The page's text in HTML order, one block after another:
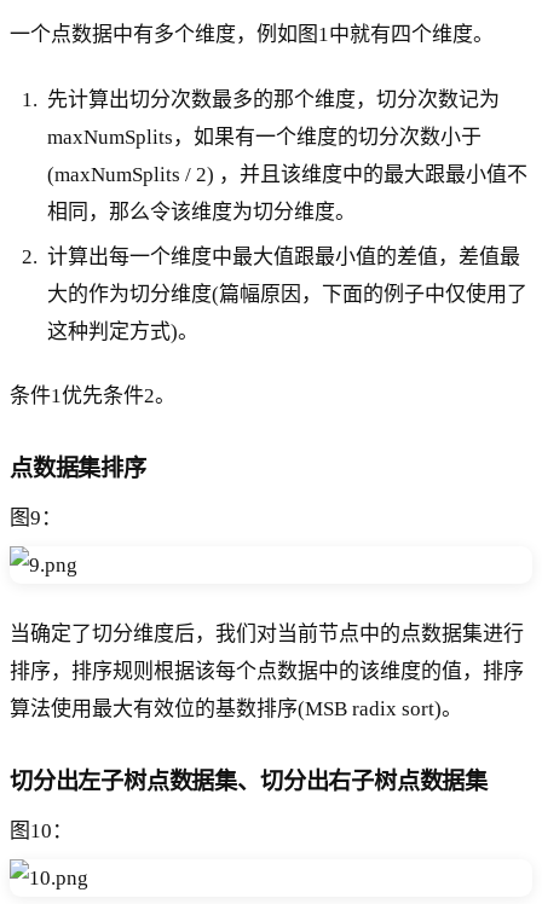
一个点数据中有多个维度，例如图1中就有四个维度。
先计算出切分次数最多的那个维度，切分次数记为
maxNumSplits，如果有一个维度的切分次数小于
(maxNumSplits / 2) ，并且该维度中的最大跟最小值不
相同，那么令该维度为切分维度。
计算出每一个维度中最大值跟最小值的差值，差值最
大的作为切分维度(篇幅原因，下面的例子中仅使用了
这种判定方式)。
条件1优先条件2。
点数据集排序
图9：
当确定了切分维度后，我们对当前节点中的点数据集进行
排序，排序规则根据该每个点数据中的该维度的值，排序
算法使用最大有效位的基数排序(MSB radix sort)。
切分出左子树点数据集、切分出右子树点数据集
图10：